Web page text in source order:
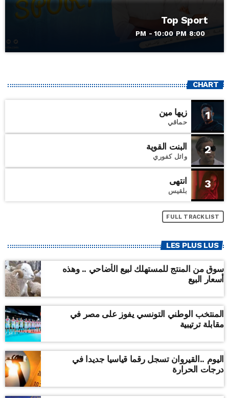
Top Sport
8:00 PM - 10:00 PM
CHART
1 زيها مين
حماقي
2 البنت القوية
وائل كفوري
3 انتهى
بلقيس
FULL TRACKLIST
LES PLUS LUS
سوق من المنتج للمستهلك لبيع الأضاحي .. وهذه
أسعار البيع
المنتخب الوطني التونسي يفوز على مصر في
مقابلة ترتيبية
اليوم ..القيروان تسجل رقما قياسيا جديدا في
درجات الحرارة